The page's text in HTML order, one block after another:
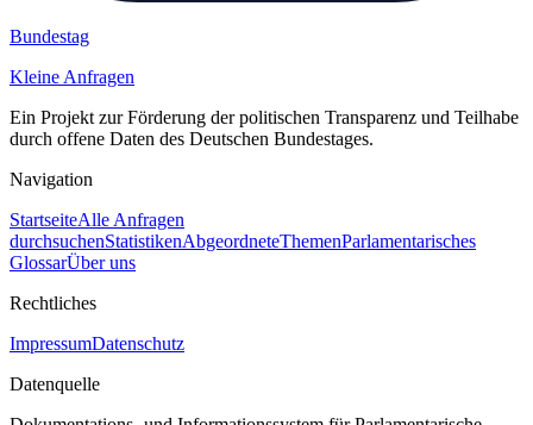
Bundestag
Kleine Anfragen
Ein Projekt zur Förderung der politischen Transparenz und Teilhabe
durch offene Daten des Deutschen Bundestages.
Navigation
StartseiteAlle Anfragen
durchsuchenStatistikenAbgeordneteThemenParlamentarisches
GlossarÜber uns
Rechtliches
ImpressumDatenschutz
Datenquelle